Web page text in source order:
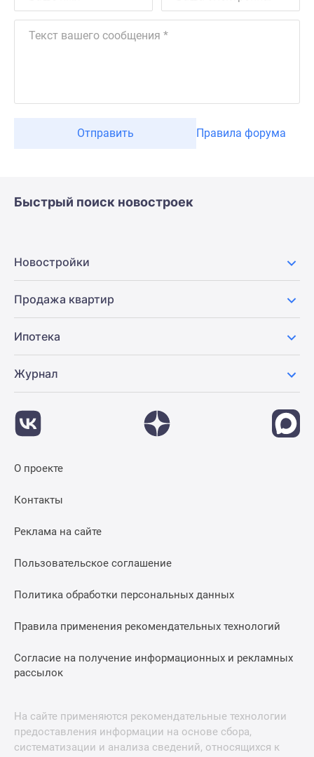
Отправить Правила форума
Быстрый поиск новостроек
Новостройки
Продажа квартир
Ипотека
Журнал
О проекте
Контакты
Реклама на сайте
Пользовательское соглашение
Политика обработки персональных данных
Правила применения рекомендательных технологий
Согласие на получение информационных и рекламных
рассылок
На сайте применяются рекомендательные технологии
предоставления информации на основе сбора,
систематизации и анализа сведений, относящихся к